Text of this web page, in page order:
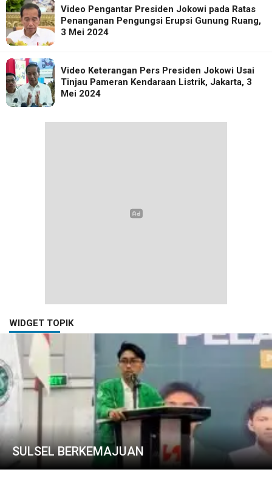
Video Pengantar Presiden Jokowi pada Ratas
Penanganan Pengungsi Erupsi Gunung Ruang,
3 Mei 2024
Video Keterangan Pers Presiden Jokowi Usai
Tinjau Pameran Kendaraan Listrik, Jakarta, 3
Mei 2024
WIDGET TOPIK
SULSEL BERKEMAJUAN